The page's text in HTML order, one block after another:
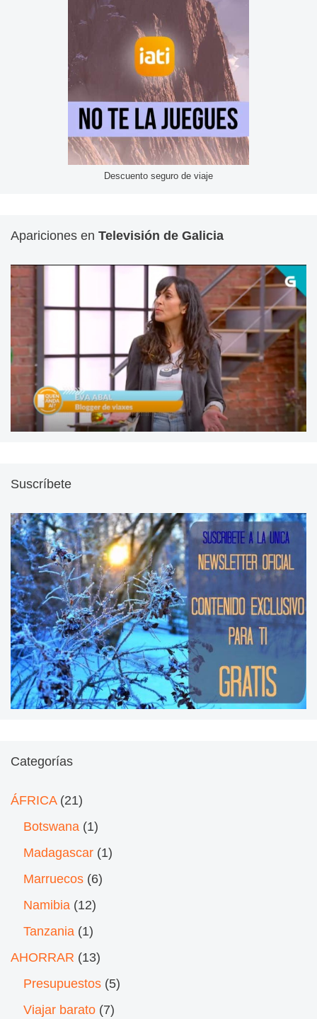
Descuento seguro de viaje
Apariciones en Televisión de Galicia
Suscríbete
Categorías
ÁFRICA(21)
Botswana (1)
Madagascar (1)
Marruecos (6)
Namibia (12)
Tanzania (1)
AHORRAR (13)
Presupuestos (5)
Viajar barato (7)